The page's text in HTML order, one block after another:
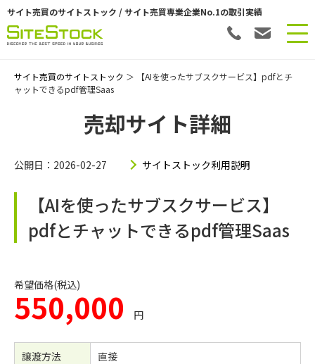
サイト売買のサイトストック / サイト売買専業企業No.1の取引実績
サイト売買のサイトストック ＞ 【AIを使ったサブスクサービス】pdfとチ
ャットできるpdf管理Saas
売却サイト詳細
公開日：2026-02-27 サイトストック利用説明
【AIを使ったサブスクサービス】
pdfとチャットできるpdf管理Saas
希望価格(税込)
550,000 円
譲渡方法
直接